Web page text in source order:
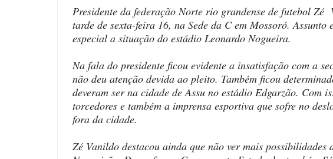
Presidente da federação Norte rio grandense de futebol Zé
tarde de sexta-feira 16, na Sede da C em Mossoró.
especial a situação do estádio Leonardo Nogueira.
Na fala do presidente ficou evidente a insatisfação com a
não deu atenção devida ao pleito. Também ficou
deveram ser na cidade de Assu no estádio Edgarzão. Com
torcedores e também a imprensa esportiva que sofre no
fora da cidade.
Zé Vanildo destacou ainda que não ver mais